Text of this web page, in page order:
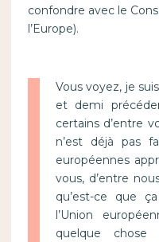
confondre avec le
l’Europe).
Vous voyez, je
et demi
certains d’entre
n’est déjà pas
européennes
vous, d’entre
qu’est-ce que
l’Union
quelque chose